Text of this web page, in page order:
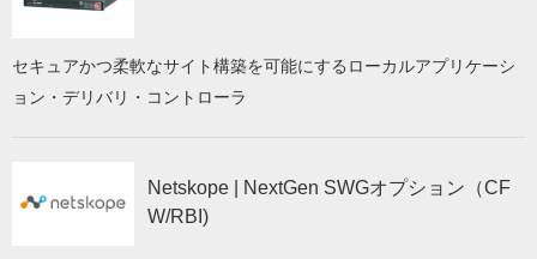
セキュアかつ柔軟なサイト構築を可能にするローカルアプリケーシ
ョン・デリバリ・コントローラ
Netskope | NextGen SWGオプション（CF
W/RBI)